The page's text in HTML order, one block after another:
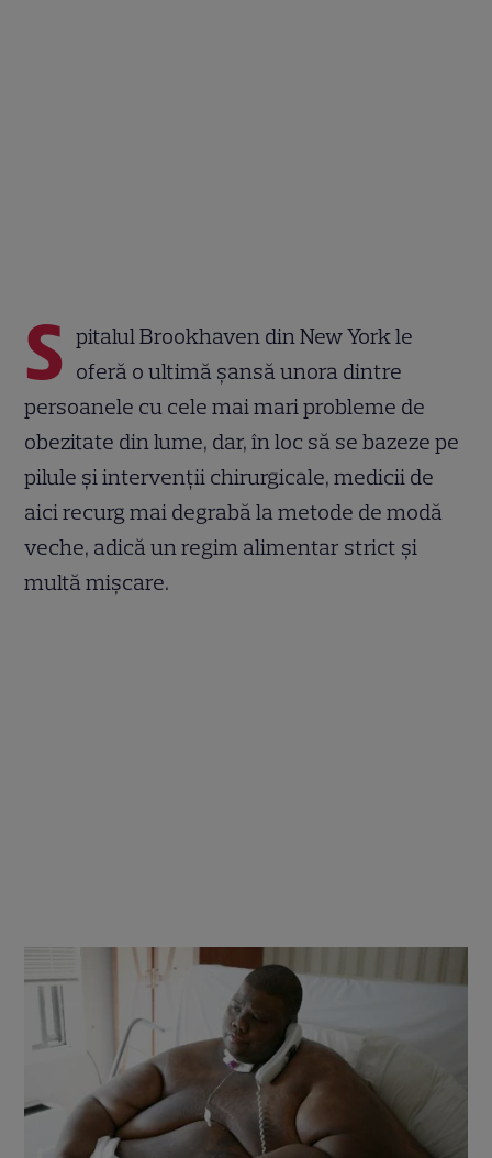
S pitalul Brookhaven din New York le
oferă o ultimă șansă unora dintre
persoanele cu cele mai mari probleme de
obezitate din lume, dar, în loc să se bazeze pe
pilule și intervenții chirurgicale, medicii de
aici recurg mai degrabă la metode de modă
veche, adică un regim alimentar strict și
multă mișcare.